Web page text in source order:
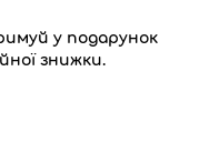
у подарунок
знижки.